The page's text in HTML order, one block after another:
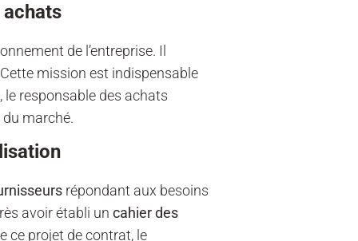
de l’entreprise. Il
mission est indispensable
le responsable des achats
marché.
répondant aux besoins
avoir établi un cahier des
ce projet de contrat, le